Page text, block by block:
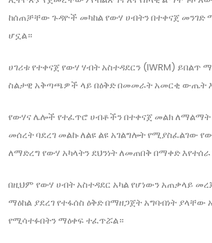
ከሰጠቻቸው ጉዳዮች መካከል የውሃ ሀብትን በተቀናጀ መንገድ
ሆኗል።
ሀገሪቱ የተቀናጀ የውሃ ሃብት አስተዳደርን (IWRM)
ስልታዊ አቅጣጫዎች ላይ በዕቅድ በመመራት አመርቂ ውጤት
የውሃና ሌሎች የተፈጥሮ ሀብቶችን በተቀናጀ መልክ ለማልማት
መሰረት ባደረገ መልኩ ለልዩ ልዩ አገልግሎት የሚያስፈልገው
ለማድረግ የውሃ አካላትን ደህንነት ለመጠበቅ በማቀድ
በዚህም የውሃ ሀብት አስተዳደር አካል የሆነውን አጠቃላይ
ማዕከል ያደረገ የተፋሰስ ዕቅድ በማዘጋጀት አግባብነት ያላቸው
የሚሳተፉበትን ማዕቀፍ ተፈጥሯል።